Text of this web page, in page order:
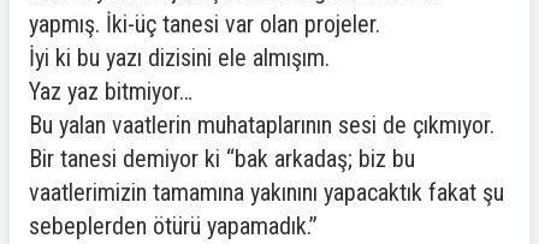
yapmış. İki-üç tanesi var olan projeler.
İyi ki bu yazı dizisini ele almışım.
Yaz yaz bitmiyor…
Bu yalan vaatlerin muhataplarının sesi de çıkmıyor.
Bir tanesi demiyor ki “bak arkadaş; biz bu
vaatlerimizin tamamına yakınını yapacaktık fakat şu
sebeplerden ötürü yapamadık.”